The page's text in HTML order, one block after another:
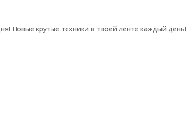
Новые крутые техники в твоей ленте каждый день!